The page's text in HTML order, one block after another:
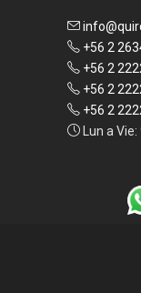
+56 2
+56 2
+56 2
+56 2
Lun a